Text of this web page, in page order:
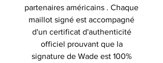
partenaires américains . Chaque
maillot signé est accompagné
d'un certificat d'authenticité
officiel prouvant que la
signature de Wade est 100%